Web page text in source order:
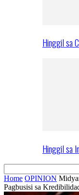
Hinggil sa
Hinggil sa
Home OPINION
Pagbusisi sa